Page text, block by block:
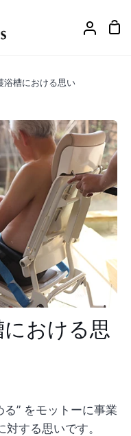
ア
カ
浴槽における思い
おける思
” をモットーに事業
する思いです。